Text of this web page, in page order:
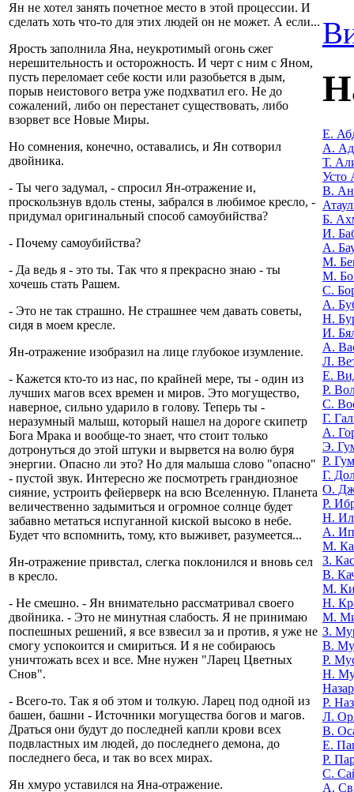
Ян не хотел занять почетное место в этой процессии. И
сделать хоть что-то для этих людей он не может. А если...
Ярость заполнила Яна, неукротимый огонь сжег
нерешительность и осторожность. И черт с ним с Яном,
пусть переломает себе кости или разобьется в дым,
порыв неистового ветра уже подхватил его. Не до
сожалений, либо он перестанет существовать, либо
взорвет все Новые Миры.
Но сомнения, конечно, оставались, и Ян сотворил
двойника.
- Ты чего задумал, - спросил Ян-отражение и,
проскользнув вдоль стены, забрался в любимое кресло, -
придумал оригинальный способ самоубийства?
- Почему самоубийства?
- Да ведь я - это ты. Так что я прекрасно знаю - ты
хочешь стать Рашем.
- Это не так страшно. Не страшнее чем давать советы,
сидя в моем кресле.
Ян-отражение изобразил на лице глубокое изумление.
- Кажется кто-то из нас, по крайней мере, ты - один из
лучших магов всех времен и миров. Это могущество,
наверное, сильно ударило в голову. Теперь ты -
неразумный малыш, который нашел на дороге скипетр
Бога Мрака и вообще-то знает, что стоит только
дотронуться до этой штуки и вырвется на волю буря
энергии. Опасно ли это? Но для малыша слово "опасно"
- пустой звук. Интересно же посмотреть грандиозное
сияние, устроить фейерверк на всю Вселенную. Планета
величественно задымиться и огромное солнце будет
забавно метаться испуганной киской высоко в небе.
Будет что вспомнить, тому, кто выживет, разумеется...
Ян-отражение привстал, слегка поклонился и вновь сел
в кресло.
- Не смешно. - Ян внимательно рассматривал своего
двойника. - Это не минутная слабость. Я не принимаю
поспешных решений, я все взвесил за и против, я уже не
смогу успокоится и смириться. И я не собираюсь
уничтожать всех и все. Мне нужен "Ларец Цветных
Снов".
- Всего-то. Так я об этом и толкую. Ларец под одной из
башен, башни - Источники могущества богов и магов.
Драться они будут до последней капли крови всех
подвластных им людей, до последнего демона, до
последнего беса, и так во всех мирах.
Ян хмуро уставился на Яна-отражение.
Е.
А.
Т.
Усто
В.
Б.
И.
А.
М.
М.
С.
А.
Н.
И.
А.
Л.
Е.
Р.
С.
Г.
А.
Э.
Р.
Г.
О.
Р.
Н.
А.
М.
З.
В.
М.
Н.
М.
З.
В.
Р.
Н.
Р.
Л.
В.
Е.
Р.
С.
А.